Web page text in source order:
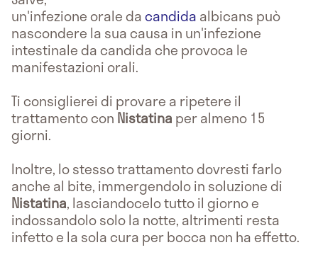
un'infezione orale dacandida albicans può
nascondere la sua causa in un'infezione
intestinale da candida che provoca le
manifestazioni orali.
Ti consiglierei di provare a ripetere il
trattamento con Nistatina per almeno 15
giorni.
Inoltre, lo stesso trattamento dovresti farlo
anche al bite, immergendolo in soluzione di
Nistatina, lasciandocelo tutto il giorno e
indossandolo solo la notte, altrimenti resta
infetto e la sola cura per bocca non ha effetto.